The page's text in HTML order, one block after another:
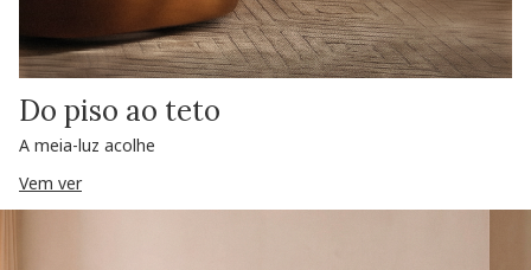
Do piso ao teto
A meia-luz acolhe
Vem ver